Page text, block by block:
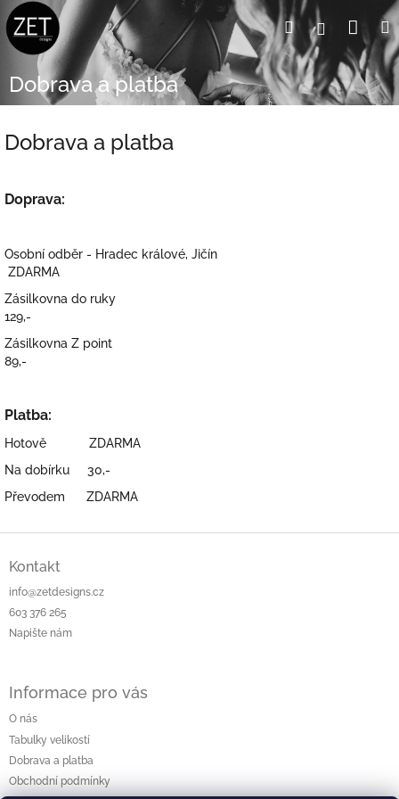
Přejít
na
obsah
HledatPřihlášení
Dobrava a platba
Dobrava a platba
Doprava:
Osobní odběr - Hradec králové, Jičín
ZDARMA
Zásilkovna do ruky
129,-
Zásilkovna Z point
89,-
Platba:
Hotově ZDARMA
Na dobírku 30,-
Převodem ZDARMA
Kontakt
info@zetdesigns.cz
603 376 265
Napište nám
Informace pro vás
O nás
Tabulky velikostí
Dobrava a platba
Obchodní podmínky